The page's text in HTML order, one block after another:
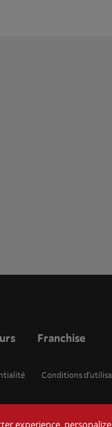
Franchise
Conditions
experience,